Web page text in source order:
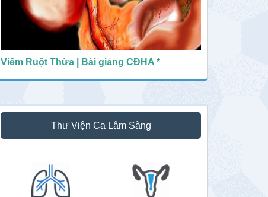
Viêm Ruột Thừa | Bài giảng CĐHA *
Thư Viện Ca Lâm Sàng